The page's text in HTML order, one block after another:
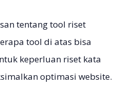
tentang tool riset
tool di atas bisa
keperluan riset kata
optimasi website.